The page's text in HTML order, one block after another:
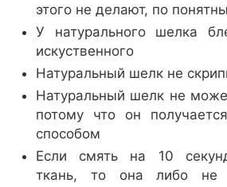
этого не делают, по
У натурального шелка
искуственного
Натуральный шелк не
Натуральный шелк не
потому что он
способом
Если смять на 10
ткань, то она либо не